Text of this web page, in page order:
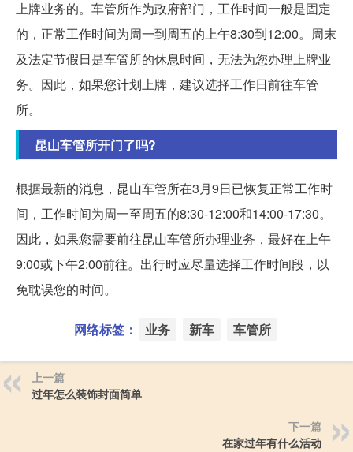
上牌业务的。车管所作为政府部门，工作时间一般是固定
的，正常工作时间为周一到周五的上午8:30到12:00。周末
及法定节假日是车管所的休息时间，无法为您办理上牌业
务。因此，如果您计划上牌，建议选择工作日前往车管
所。
昆山车管所开门了吗?
根据最新的消息，昆山车管所在3月9日已恢复正常工作时
间，工作时间为周一至周五的8:30-12:00和14:00-17:30。
因此，如果您需要前往昆山车管所办理业务，最好在上午
9:00或下午2:00前往。出行时应尽量选择工作时间段，以
免耽误您的时间。
网络标签： 业务 新车 车管所
上一篇
过年怎么装饰封面简单
下一篇
在家过年有什么活动